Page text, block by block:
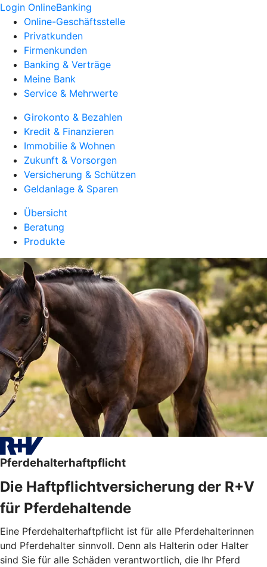
Login OnlineBanking
Online-Geschäftsstelle
Privatkunden
Firmenkunden
Banking & Verträge
Meine Bank
Service & Mehrwerte
Girokonto & Bezahlen
Kredit & Finanzieren
Immobilie & Wohnen
Zukunft & Vorsorgen
Versicherung & Schützen
Geldanlage & Sparen
Übersicht
Beratung
Produkte
Pferdehalterhaftpflicht
Die Haftpflichtversicherung der R+V
für Pferdehaltende
Eine Pferdehalterhaftpflicht ist für alle Pferdehalterinnen
und Pferdehalter sinnvoll. Denn als Halterin oder Halter
sind Sie für alle Schäden verantwortlich, die Ihr Pferd